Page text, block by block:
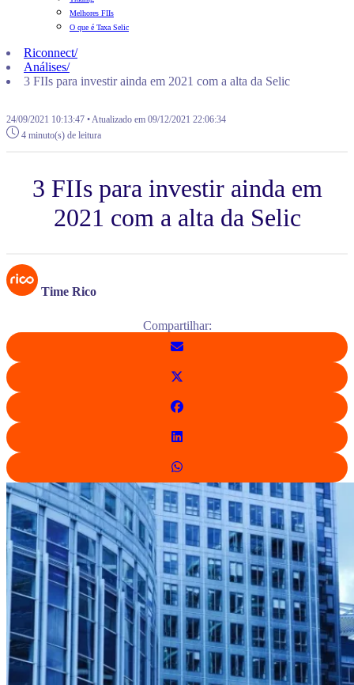
Melhores FIIs
O que é Taxa Selic
Riconnect/
Análises/
3 FIIs para investir ainda em 2021 com a alta da Selic
24/09/2021 10:13:47 • Atualizado em 09/12/2021 22:06:34
4 minuto(s) de leitura
3 FIIs para investir ainda em
2021 com a alta da Selic
Time Rico
Compartilhar: